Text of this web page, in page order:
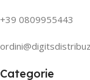
+39 0809955443
Categorie